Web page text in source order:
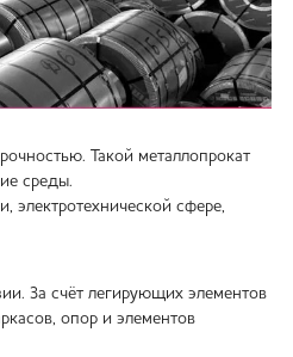
Такой металлопрокат
среды.
электротехнической сфере,
За счёт легирующих элементов
опор и элементов